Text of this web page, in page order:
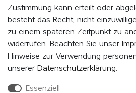
Hiermit bestätige ich, dass ich die
FOLGE UNS
Zustimmung kann erteilt oder
besteht das Recht, nicht
zu einem späteren Zeitpunkt zu
widerrufen. Beachten Sie unser
Hinweise zur Verwendung
unserer Daten­schutz­erklärung
Essenziell